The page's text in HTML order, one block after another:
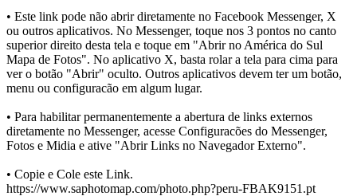
• Este link pode não abrir diretamente no Facebook Messenger, X
ou outros aplicativos. No Messenger, toque nos 3 pontos no canto
superior direito desta tela e toque em "Abrir no América do Sul
Mapa de Fotos". No aplicativo X, basta rolar a tela para cima para
ver o botão "Abrir" oculto. Outros aplicativos devem ter um botão,
menu ou configuracão em algum lugar.
• Para habilitar permanentemente a abertura de links externos
diretamente no Messenger, acesse Configuracões do Messenger,
Fotos e Midia e ative "Abrir Links no Navegador Externo".
• Copie e Cole este Link.
https://www.saphotomap.com/photo.php?peru-FBAK9151.pt